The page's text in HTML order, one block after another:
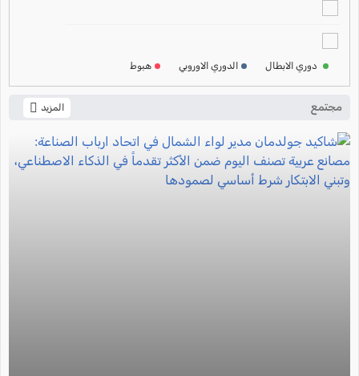
ترتيب الدوري الايطالي
دوري الابطال الدوري الاوروبي هبوط
مجتمع المزيد